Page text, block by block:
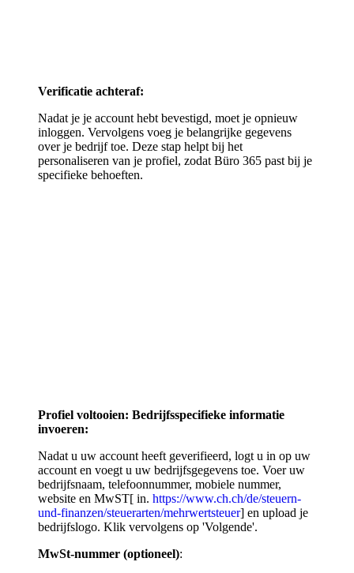
Verificatie achteraf:
Nadat je je account hebt bevestigd, moet je opnieuw
inloggen. Vervolgens voeg je belangrijke gegevens
over je bedrijf toe. Deze stap helpt bij het
personaliseren van je profiel, zodat Büro 365 past bij je
specifieke behoeften.
Profiel voltooien: Bedrijfsspecifieke informatie
invoeren:
Nadat u uw account heeft geverifieerd, logt u in op uw
account en voegt u uw bedrijfsgegevens toe. Voer uw
bedrijfsnaam, telefoonnummer, mobiele nummer,
website en MwST[ in. https://www.ch.ch/de/steuern-
und-finanzen/steuerarten/mehrwertsteuer] en upload je
bedrijfslogo. Klik vervolgens op 'Volgende'.
MwSt-nummer (optioneel):